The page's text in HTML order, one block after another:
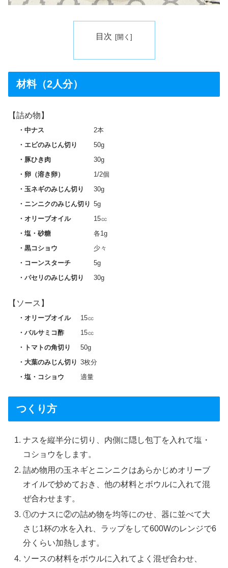
目次
材料（2人分）
【詰め物】
中ナス
2本
エビのみじん切り
50g
豚ひき肉
30g
卵（溶き卵）
1/2個
玉ネギのみじん切り
30g
ニンニクのみじん切り 5g
オリーブオイル
15㏄
塩・砂糖
各1g
黒コショウ
少々
コーンスターチ
5g
パセリのみじん切り
30g
【ソース】
オリーブオイル
15㏄
バルサミコ酢
15㏄
トマトの角切り
50g
大葉のみじん切り 3枚分
塩・コショウ
適量
つくり方
ナスを縦半分に切り、内側に隠し包丁を入れて塩・
コショウをします。
詰め物用の玉ネギとニンニクはあらかじめオリーブ
オイルで炒めておき、他の材料とボウルに入れて混
ぜ合わせます。
①のナスに②の詰め物を均等にのせ、器に並べて大
さじ1杯の水を入れ、ラップをして600Wのレンジで6
分くらい加熱します。
ソースの材料をボウルに入れてよく混ぜ合わせ、